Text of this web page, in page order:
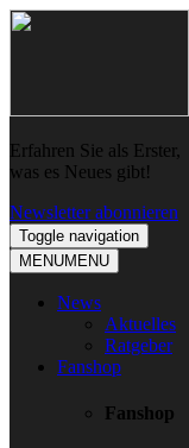
Skip
Skip
Erfahren Sie als Erster,
was es Neues gibt!
Newsletter abonnieren
Toggle navigation
MENUMENU
News
Aktuelles
Ratgeber
Fanshop
Fanshop